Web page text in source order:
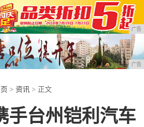
广告
广告
> 资讯 > 正文
手台州铠利汽车